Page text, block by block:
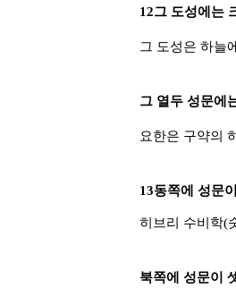
12그 도성에는
그 도성은 하늘
그 열두 성문에
요한은 구약의
13동쪽에 성문
히브리 수비학(
북쪽에 성문이